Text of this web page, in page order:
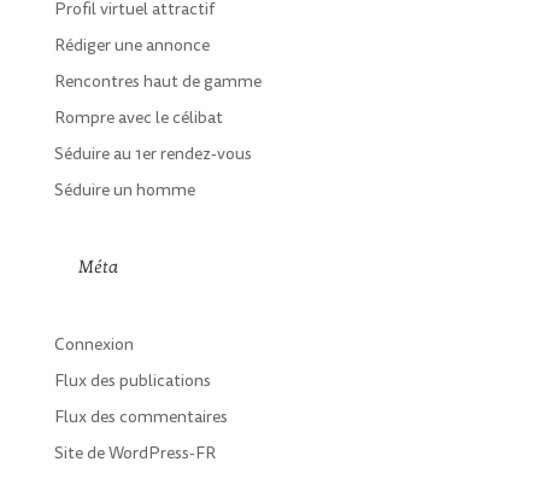
Profil virtuel attractif
Rédiger une annonce
Rencontres haut de gamme
Rompre avec le célibat
Séduire au 1er rendez-vous
Séduire un homme
Méta
Connexion
Flux des publications
Flux des commentaires
Site de WordPress-FR